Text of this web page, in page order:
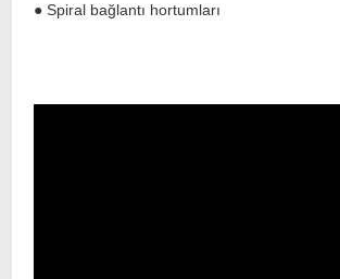
● Spiral bağlantı hortumları